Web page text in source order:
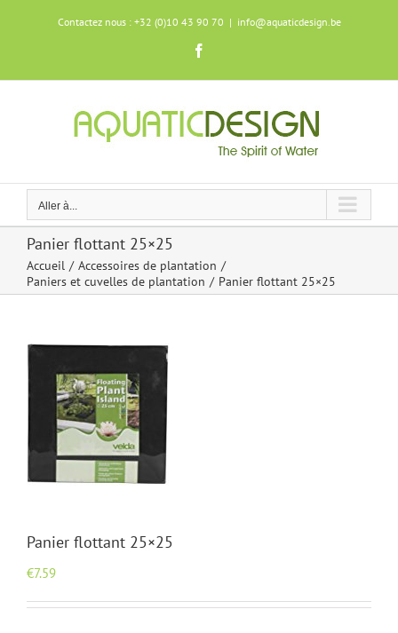
Contactez nous : +32 (0)10 43 90 70 | info@aquaticdesign.be
Aller à...
Panier flottant 25×25
Accueil
Accessoires de plantation
Paniers et cuvelles de plantation
Panier flottant 25×25
Panier flottant 25×25
€7.59